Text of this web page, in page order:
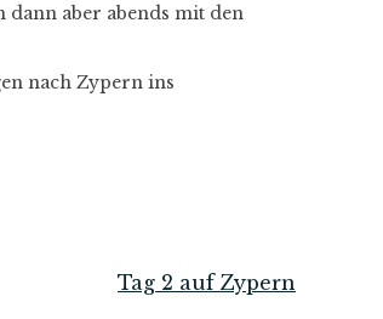
aber abends mit den
nach Zypern ins
Tag 2 auf Zypern